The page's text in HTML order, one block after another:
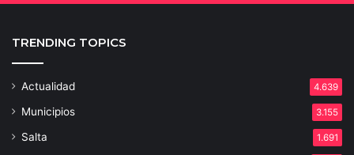
TRENDING TOPICS
Actualidad 4.639
Municipios 3.155
Salta 1.691